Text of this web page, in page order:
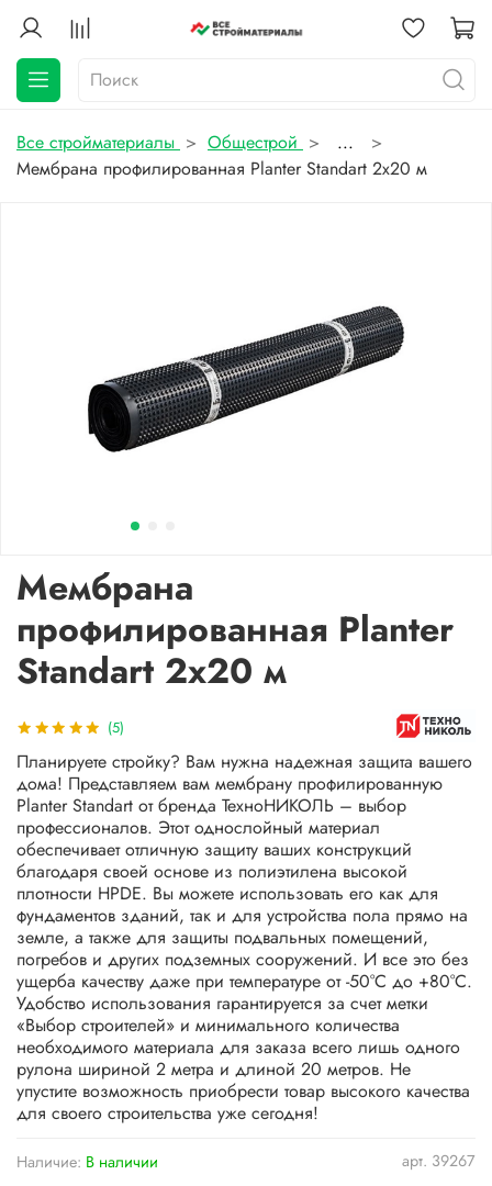
Все стройматериалы Общестрой
...
Мембрана профилированная Planter Standart 2х20 м
(5)
арт. 39267
Наличие: В наличии
Мембрана
профилированная Planter
Standart 2х20 м
Планируете стройку? Вам нужна надежная защита вашего
дома! Представляем вам мембрану профилированную
Planter Standart от бренда ТехноНИКОЛЬ – выбор
профессионалов. Этот однослойный материал
обеспечивает отличную защиту ваших конструкций
благодаря своей основе из полиэтилена высокой
плотности HPDE. Вы можете использовать его как для
фундаментов зданий, так и для устройства пола прямо на
земле, а также для защиты подвальных помещений,
погребов и других подземных сооружений. И все это без
ущерба качеству даже при температуре от -50°C до +80°C.
Удобство использования гарантируется за счет метки
«Выбор строителей» и минимального количества
необходимого материала для заказа всего лишь одного
рулона шириной 2 метра и длиной 20 метров. Не
упустите возможность приобрести товар высокого качества
для своего строительства уже сегодня!